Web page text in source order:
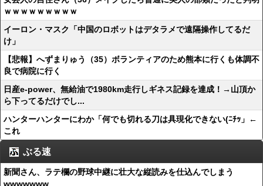
ｗｗｗｗｗｗｗｗｗ
イーロン・マスク「中国のロボットはデタラメで遠隔操作してるだ
け」
【悲報】へずまりゅう（35）ボランティアのため熊本に行くも体調不
良で病院に行く
日産e-power、無給油で1980km走行しギネス記録を達成！→山頂か
ら下ってるだけでし...
ハンターハンターにわか「何でも切れる刀は具現化できない(ﾆﾁｯ」←
これ
ぶる速
新聞さん、ラテ欄の野球中継に壮大な縦読みを仕込んでしまう
wwwwwww